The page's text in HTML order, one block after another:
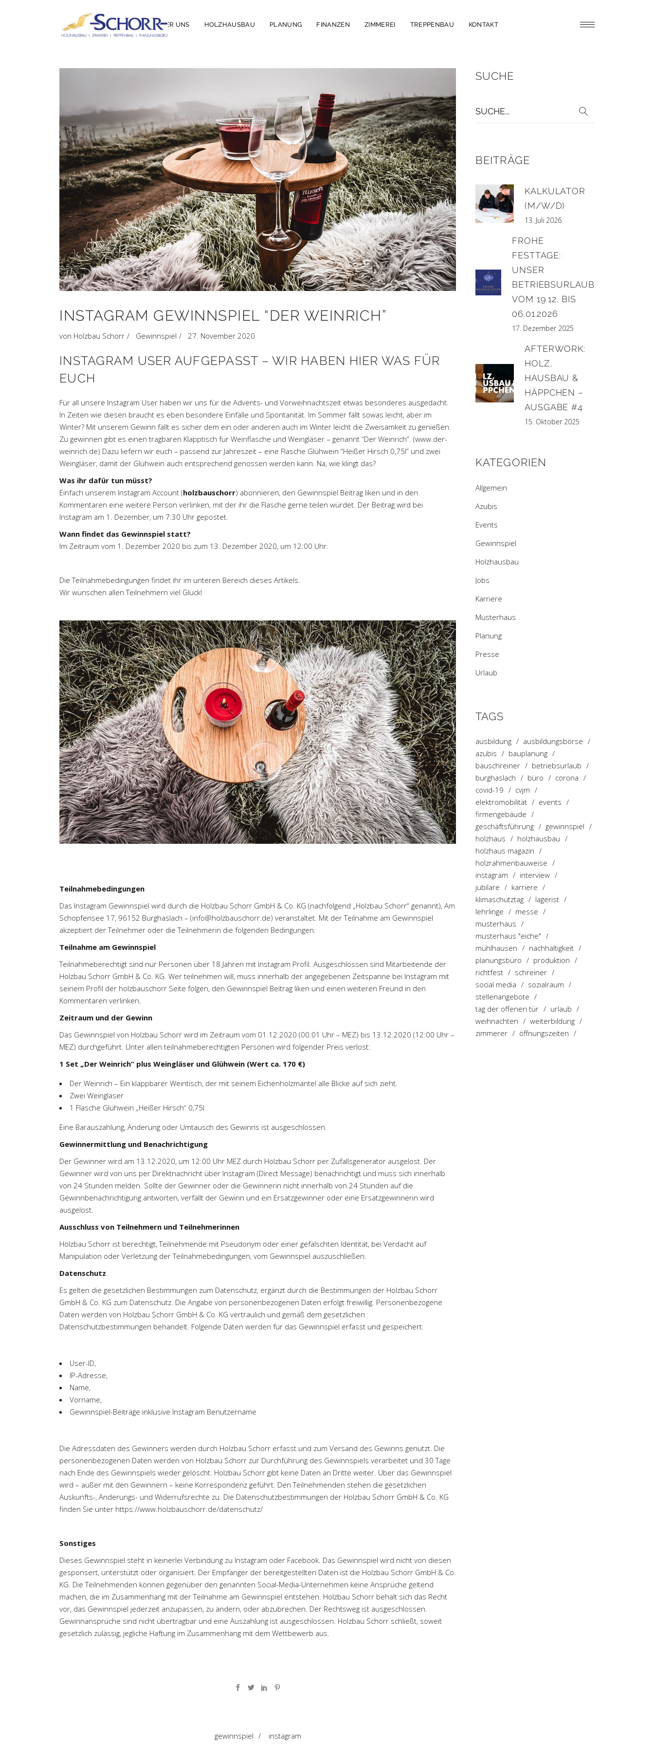
ÜBER UNS HOLZHAUSBAU PLANUNG FINANZEN ZIMMEREI TREPPENBAU KONTAKT
INSTAGRAM GEWINNSPIEL “DER WEINRICH”
von Holzbau Schorr Gewinnspiel 27. November 2020
INSTAGRAM USER AUFGEPASST – WIR HABEN HIER WAS FÜR
EUCH
Für all unsere Instagram User haben wir uns für die Advents- und Vorweihnachtszeit etwas besonderes ausgedacht.
In Zeiten wie diesen braucht es eben besondere Einfälle und Spontanität. Im Sommer fällt sowas leicht, aber im
Winter? Mit unserem Gewinn fällt es sicher dem ein oder anderen auch im Winter leicht die Zweisamkeit zu genießen.
Zu gewinnen gibt es einen tragbaren Klapptisch für Weinflasche und Weingläser – genannt “Der Weinrich”. (www.der-
weinrich.de) Dazu liefern wir euch – passend zur Jahreszeit – eine Flasche Glühwein “Heißer Hirsch 0,75l” und zwei
Weingläser, damit der Glühwein auch entsprechend genossen werden kann. Na, wie klingt das?
Was ihr dafür tun müsst?
Einfach unserem Instagram Account (holzbauschorr) abonnieren, den Gewinnspiel Beitrag liken und in den
Kommentaren eine weitere Person verlinken, mit der ihr die Flasche gerne teilen würdet. Der Beitrag wird bei
Instagram am 1. Dezember, um 7:30 Uhr gepostet.
Wann findet das Gewinnspiel statt?
Im Zeitraum vom 1. Dezember 2020 bis zum 13. Dezember 2020, um 12:00 Uhr.
DieTeilnahmebedingungen findet ihr im unteren Bereich dieses Artikels.
Wir wünschen allen Teilnehmern viel Glück!
Teilnahmebedingungen
Das Instagram Gewinnspiel wird durch die Holzbau Schorr GmbH & Co. KG (nachfolgend „Holzbau Schorr“ genannt), Am
Schopfensee 17, 96152 Burghaslach – (info@holzbauschorr.de) veranstaltet. Mit der Teilnahme am Gewinnspiel
akzeptiert der Teilnehmer oder die Teilnehmerin die folgenden Bedingungen.
Teilnahme am Gewinnspiel
Teilnahmeberechtigt sind nur Personen über 18 Jahren mit Instagram Profil. Ausgeschlossen sind Mitarbeitende der
Holzbau Schorr GmbH & Co. KG. Wer teilnehmen will, muss innerhalb der angegebenen Zeitspanne bei Instagram mit
seinem Profil der holzbauschorr Seite folgen, den Gewinnspiel Beitrag liken und einen weiteren Freund in den
Kommentaren verlinken.
Zeitraum und der Gewinn
Das Gewinnspiel von Holzbau Schorr wird im Zeitraum vom 01.12.2020 (00:01 Uhr – MEZ) bis 13.12.2020 (12:00 Uhr –
MEZ) durchgeführt. Unter allen teilnahmeberechtigten Personen wird folgender Preis verlost:
1 Set „Der Weinrich“ plus Weingläser und Glühwein (Wert ca. 170 €)
Der Weinrich – Ein klappbarer Weintisch, der mit seinem Eichenholzmantel alle Blicke auf sich zieht.
Zwei Weingläser
1 Flasche Glühwein „Heißer Hirsch“ 0,75l
Eine Barauszahlung, Änderung oder Umtausch des Gewinns ist ausgeschlossen.
Gewinnermittlung und Benachrichtigung
Der Gewinner wird am 13.12.2020, um 12:00 Uhr MEZ durch Holzbau Schorr per Zufallsgenerator ausgelost. Der
Gewinner wird von uns per Direktnachricht über Instagram (Direct Message) benachrichtigt und muss sich innerhalb
von 24 Stunden melden. Sollte der Gewinner oder die Gewinnerin nicht innerhalb von 24 Stunden auf die
Gewinnbenachrichtigung antworten, verfällt der Gewinn und ein Ersatzgewinner oder eine Ersatzgewinnerin wird
ausgelost.
Ausschluss von Teilnehmern und Teilnehmerinnen
Holzbau Schorr ist berechtigt, Teilnehmende mit Pseudonym oder einer gefälschten Identität, bei Verdacht auf
Manipulation oder Verletzung der Teilnahmebedingungen, vom Gewinnspiel auszuschließen.
Datenschutz
Es gelten die gesetzlichen Bestimmungen zum Datenschutz, ergänzt durch die Bestimmungen der Holzbau Schorr
GmbH & Co. KG zum Datenschutz. Die Angabe von personenbezogenen Daten erfolgt freiwillig. Personenbezogene
Daten werden von Holzbau Schorr GmbH & Co. KG vertraulich und gemäß dem gesetzlichen
Datenschutzbestimmungen behandelt. Folgende Daten werden für das Gewinnspiel erfasst und gespeichert:
User-ID,
IP-Adresse,
Name,
Vorname,
Gewinnspiel-Beiträge inklusive Instagram Benutzername
Die Adressdaten des Gewinners werden durch Holzbau Schorr erfasst und zum Versand des Gewinns genutzt. Die
personenbezogenen Daten werden von Holzbau Schorr zur Durchführung des Gewinnspiels verarbeitet und 30 Tage
nach Ende des Gewinnspiels wieder gelöscht. Holzbau Schorr gibt keine Daten an Dritte weiter. Über das Gewinnspiel
wird – außer mit den Gewinnern – keine Korrespondenz geführt. Den Teilnehmenden stehen die gesetzlichen
Auskunfts-, Änderungs- und Widerrufsrechte zu. Die Datenschutzbestimmungen der Holzbau Schorr GmbH & Co. KG
finden Sie unter https://www.holzbauschorr.de/datenschutz/
Sonstiges
Dieses Gewinnspiel steht in keinerlei Verbindung zu Instagram oder Facebook. Das Gewinnspiel wird nicht von diesen
gesponsert, unterstützt oder organisiert. Der Empfänger der bereitgestellten Daten ist die Holzbau Schorr GmbH & Co.
KG. Die Teilnehmenden können gegenüber den genannten Social-Media-Unternehmen keine Ansprüche geltend
machen, die im Zusammenhang mit der Teilnahme am Gewinnspiel entstehen. Holzbau Schorr behält sich das Recht
vor, das Gewinnspiel jederzeit anzupassen, zu ändern, oder abzubrechen. Der Rechtsweg ist ausgeschlossen.
Gewinnansprüche sind nicht übertragbar und eine Auszahlung ist ausgeschlossen. Holzbau Schorr schließt, soweit
gesetzlich zulässig, jegliche Haftung im Zusammenhang mit dem Wettbewerb aus.
gewinnspiel / instagram
SUCHE
für:
BEITRÄGE
KALKULATOR
(M/W/D)
13. Juli 2026
FROHE
FESTTAGE:
UNSER
BETRIEBSURLAUB
VOM 19.12. BIS
06.01.2026
17. Dezember 2025
AFTERWORK:
HOLZ,
HAUSBAU &
HÄPPCHEN –
AUSGABE #4
15. Oktober 2025
KATEGORIEN
Allgemein
Azubis
Events
Gewinnspiel
Holzhausbau
Jobs
Karriere
Musterhaus
Planung
Presse
Urlaub
TAGS
ausbildung
ausbildungsbörse
azubis
bauplanung
bauschreiner
betriebsurlaub
burghaslach
büro
corona
covid-19
cvjm
elektromobilität
events
firmengebäude
geschäftsführung
gewinnspiel
holzhaus
holzhausbau
holzhaus magazin
holzrahmenbauweise
instagram
interview
jubilare
karriere
klimaschutztag
lagerist
lehrlinge
messe
musterhaus
musterhaus "eiche"
mühlhausen
nachhaltigkeit
planungsbüro
produktion
richtfest
schreiner
social media
sozialraum
stellenangebote
tag der offenen tür
urlaub
weihnachten
weiterbildung
zimmerer
öffnungszeiten